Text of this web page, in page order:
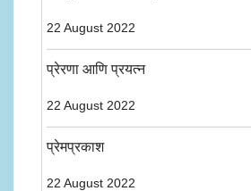
22 August 2022
प्रेरणा आणि प्रयत्न
22 August 2022
प्रेमप्रकाश
22 August 2022